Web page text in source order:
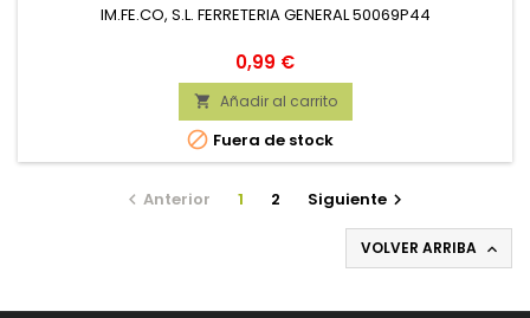
IM.FE.CO, S.L. FERRETERIA GENERAL 50069P44
Precio
0,99 €
 Añadir al carrito
 Fuera de stock
 Anterior 1 2 Siguiente 
VOLVER ARRIBA 